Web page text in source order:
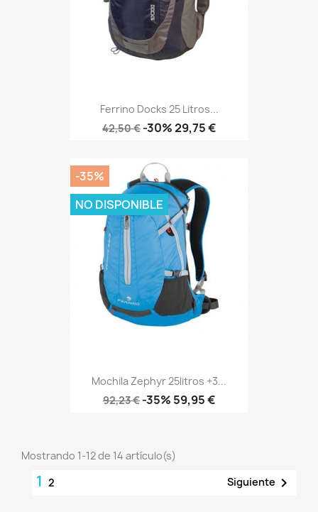
Ferrino Docks 25 Litros...
Precio
42,50 € -30% Precio
29,75 €
Mochila Zephyr 25litros +3...
Precio
92,23 € -35% Precio
59,95 €
-35%
NO DISPONIBLE
Mostrando 1-12 de 14 artículo(s)
1 2 Siguiente 